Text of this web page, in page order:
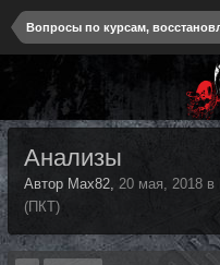
Анализы
Автор Max82, 20 мая, 2018 в
(ПКТ)